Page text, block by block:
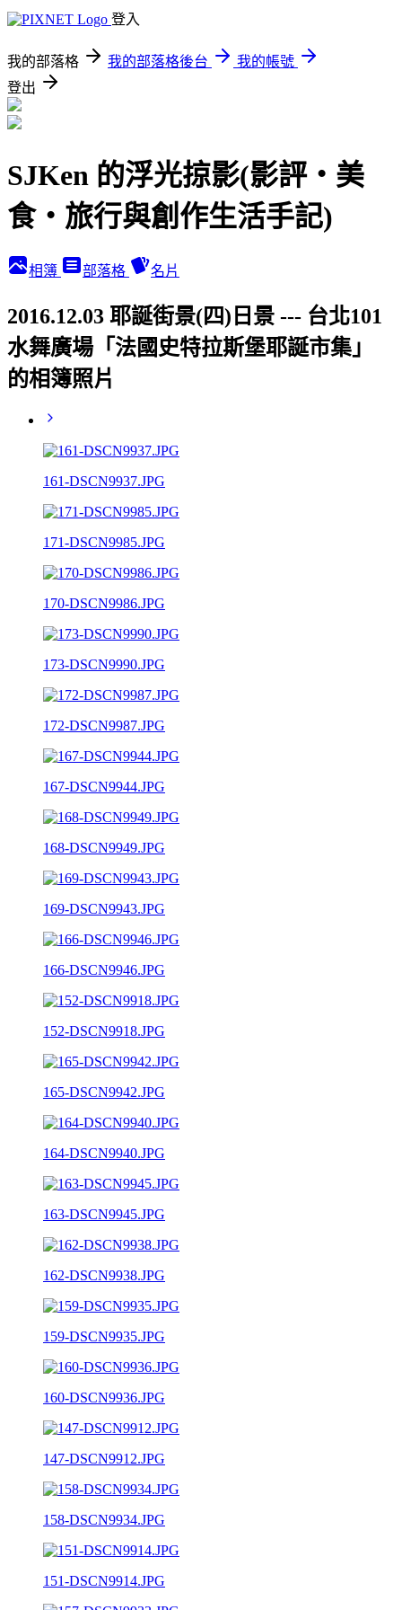
登入
我的部落格 我的部落格後台
我的帳號
登出
SJKen 的浮光掠影(影評‧美
食‧旅行與創作生活手記)
相簿 部落格 名片
2016.12.03 耶誕街景(四)日景 --- 台北101
水舞廣場「法國史特拉斯堡耶誕市集」
的相簿照片
161-DSCN9937.JPG
171-DSCN9985.JPG
170-DSCN9986.JPG
173-DSCN9990.JPG
172-DSCN9987.JPG
167-DSCN9944.JPG
168-DSCN9949.JPG
169-DSCN9943.JPG
166-DSCN9946.JPG
152-DSCN9918.JPG
165-DSCN9942.JPG
164-DSCN9940.JPG
163-DSCN9945.JPG
162-DSCN9938.JPG
159-DSCN9935.JPG
160-DSCN9936.JPG
147-DSCN9912.JPG
158-DSCN9934.JPG
151-DSCN9914.JPG